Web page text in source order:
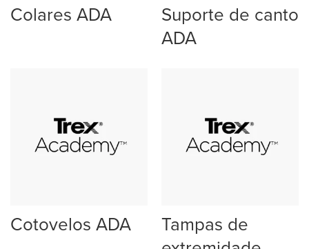
Colares ADA
Suporte de canto
ADA
Cotovelos ADA
Tampas de